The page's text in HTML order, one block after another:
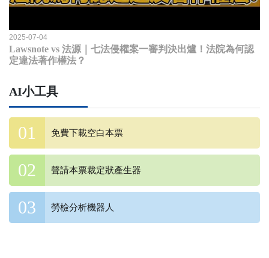
2025-07-04
Lawsnote vs 法源｜七法侵權案一審判決出爐！法院為何認
定違法著作權法？
AI小工具
免費下載空白本票
聲請本票裁定狀產生器
勞檢分析機器人